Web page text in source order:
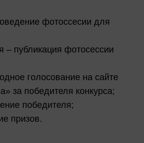
фотоссесии для
публикация фотосессии
голосование на сайте
за победителя конкурса;
победителя;
призов.